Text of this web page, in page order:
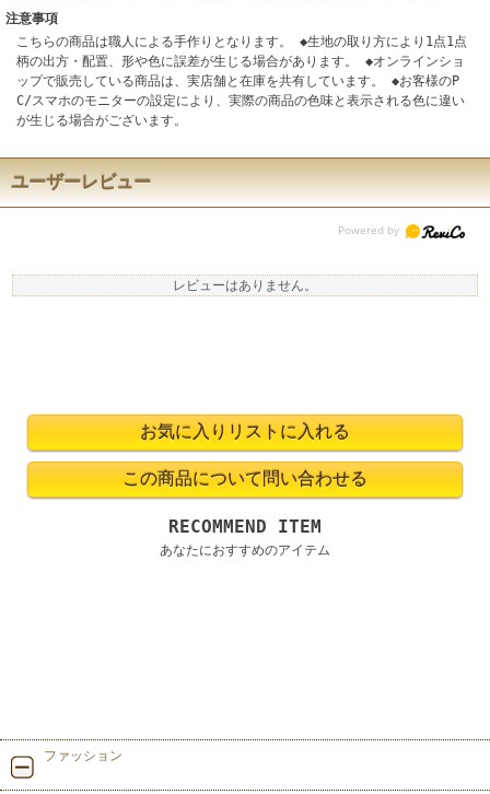
注意事項
こちらの商品は職人による手作りとなります。 ◆生地の取り方により1点1点
柄の出方・配置、形や色に誤差が生じる場合があります。 ◆オンラインショ
ップで販売している商品は、実店舗と在庫を共有しています。 ◆お客様のP
C/スマホのモニターの設定により、実際の商品の色味と表示される色に違い
が生じる場合がございます。
ユーザーレビュー
レビューはありません。
RECOMMEND ITEM
あなたにおすすめのアイテム
ファッション